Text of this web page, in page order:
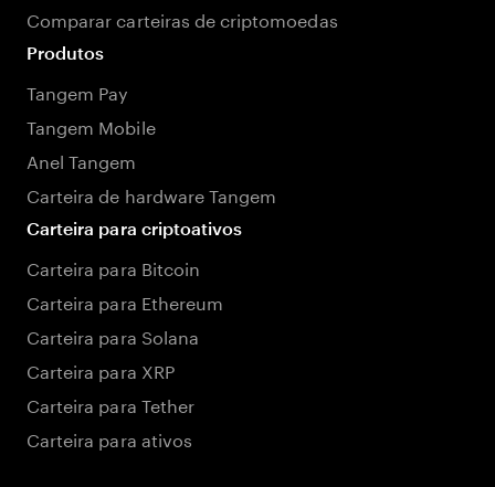
Comparar carteiras de criptomoedas
Produtos
Tangem Pay
Tangem Mobile
Anel Tangem
Carteira de hardware Tangem
Carteira para criptoativos
Carteira para Bitcoin
Carteira para Ethereum
Carteira para Solana
Carteira para XRP
Carteira para Tether
Carteira para ativos